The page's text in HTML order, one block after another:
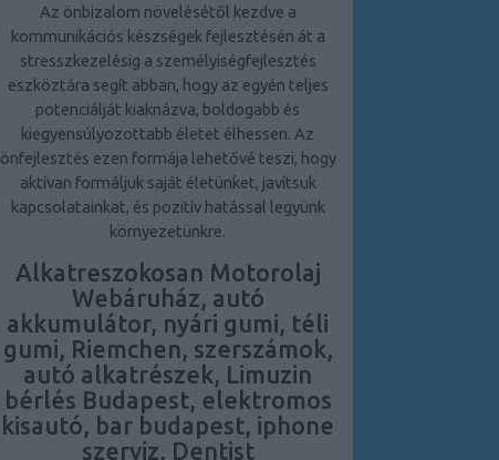
Az önbizalom növelésétől kezdve a
kommunikációs készségek fejlesztésén át a
stresszkezelésig a személyiségfejlesztés
eszköztára segít abban, hogy az egyén teljes
potenciálját kiaknázva, boldogabb és
kiegyensúlyozottabb életet élhessen. Az
önfejlesztés ezen formája lehetővé teszi, hogy
aktívan formáljuk saját életünket, javítsuk
kapcsolatainkat, és pozitív hatással legyünk
környezetünkre.
Alkatreszokosan Motorolaj
Webáruház, autó
akkumulátor, nyári gumi, téli
gumi, Riemchen, szerszámok,
autó alkatrészek, Limuzin
bérlés Budapest, elektromos
kisautó, bar budapest, iphone
szerviz, Dentist